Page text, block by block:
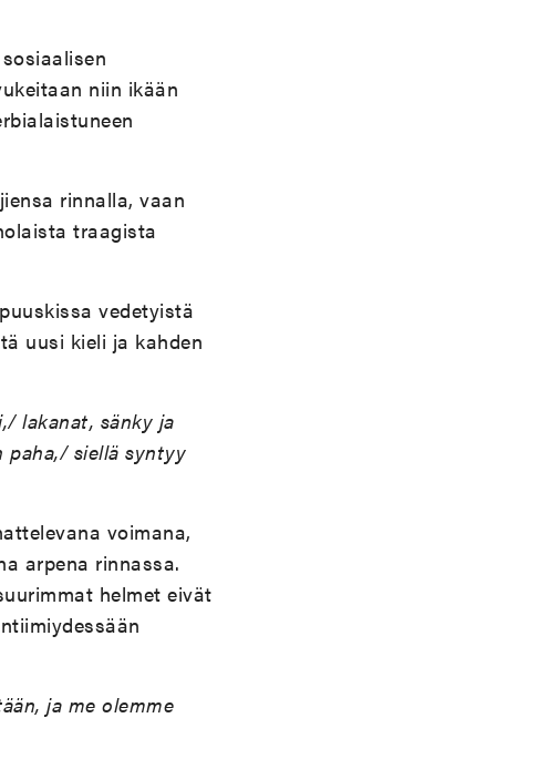
niin ikään
rinnalla, vaan
traagista
vedetyistä
uusi kieli ja kahden
lakanat, sänky ja
paha,/ siellä syntyy
voimana,
arpena rinnassa.
helmet eivät
ja me olemme